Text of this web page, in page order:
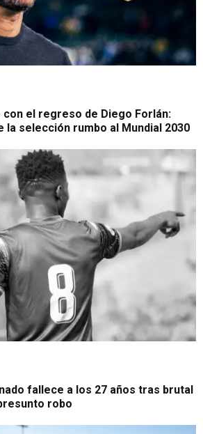
el regreso de Diego Forlán:
la selección rumbo al Mundial 2030
fallece a los 27 años tras brutal
robo